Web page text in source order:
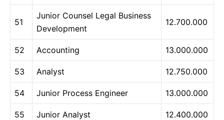
51
Junior Counsel Legal Business
Development
12.700.000
52 Accounting 13.000.000
53 Analyst 12.750.000
54 Junior Process Engineer 13.000.000
55 Junior Analyst 12.400.000